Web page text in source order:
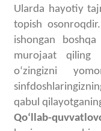
Ularda hayotiy
topish
ishongan
murojaat qiling
oʻzingizni
qabul
Qoʻllab-